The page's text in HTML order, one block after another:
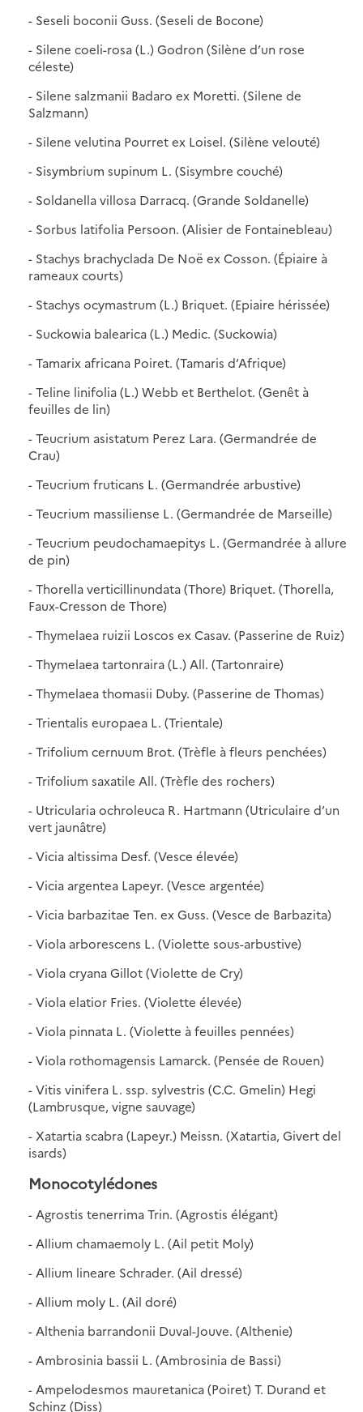
- Seseli boconii Guss. (Seseli de Bocone)
- Silene coeli-rosa (L.) Godron (Silène d’un rose
céleste)
- Silene salzmanii Badaro ex Moretti. (Silene de
Salzmann)
- Silene velutina Pourret ex Loisel. (Silène velouté)
- Sisymbrium supinum L. (Sisymbre couché)
- Soldanella villosa Darracq. (Grande Soldanelle)
- Sorbus latifolia Persoon. (Alisier de Fontainebleau)
- Stachys brachyclada De Noë ex Cosson. (Épiaire à
rameaux courts)
- Stachys ocymastrum (L.) Briquet. (Epiaire hérissée)
- Suckowia balearica (L.) Medic. (Suckowia)
- Tamarix africana Poiret. (Tamaris d’Afrique)
- Teline linifolia (L.) Webb et Berthelot. (Genêt à
feuilles de lin)
- Teucrium asistatum Perez Lara. (Germandrée de
Crau)
- Teucrium fruticans L. (Germandrée arbustive)
- Teucrium massiliense L. (Germandrée de Marseille)
- Teucrium peudochamaepitys L. (Germandrée à allure
de pin)
- Thorella verticillinundata (Thore) Briquet. (Thorella,
Faux-Cresson de Thore)
- Thymelaea ruizii Loscos ex Casav. (Passerine de Ruiz)
- Thymelaea tartonraira (L.) All. (Tartonraire)
- Thymelaea thomasii Duby. (Passerine de Thomas)
- Trientalis europaea L. (Trientale)
- Trifolium cernuum Brot. (Trèfle à fleurs penchées)
- Trifolium saxatile All. (Trèfle des rochers)
- Utricularia ochroleuca R. Hartmann (Utriculaire d’un
vert jaunâtre)
- Vicia altissima Desf. (Vesce élevée)
- Vicia argentea Lapeyr. (Vesce argentée)
- Vicia barbazitae Ten. ex Guss. (Vesce de Barbazita)
- Viola arborescens L. (Violette sous-arbustive)
- Viola cryana Gillot (Violette de Cry)
- Viola elatior Fries. (Violette élevée)
- Viola pinnata L. (Violette à feuilles pennées)
- Viola rothomagensis Lamarck. (Pensée de Rouen)
- Vitis vinifera L. ssp. sylvestris (C.C. Gmelin) Hegi
(Lambrusque, vigne sauvage)
- Xatartia scabra (Lapeyr.) Meissn. (Xatartia, Givert del
isards)
Monocotylédones
- Agrostis tenerrima Trin. (Agrostis élégant)
- Allium chamaemoly L. (Ail petit Moly)
- Allium lineare Schrader. (Ail dressé)
- Allium moly L. (Ail doré)
- Althenia barrandonii Duval-Jouve. (Althenie)
- Ambrosinia bassii L. (Ambrosinia de Bassi)
- Ampelodesmos mauretanica (Poiret) T. Durand et
Schinz (Diss)